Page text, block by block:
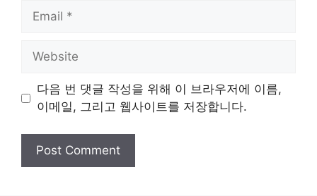
Email
Website
다음 번 댓글 작성을 위해 이 브라우저에 이름,
이메일, 그리고 웹사이트를 저장합니다.